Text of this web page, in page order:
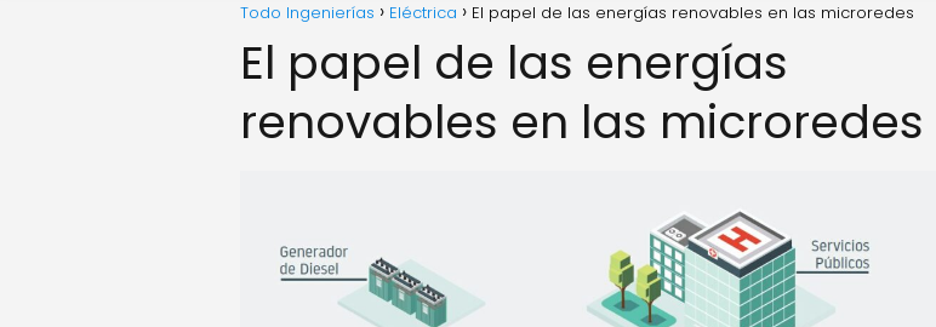
Todo Ingenierías Eléctrica El papel de las energías renovables en las microredes
El papel de las energías
renovables en las microredes